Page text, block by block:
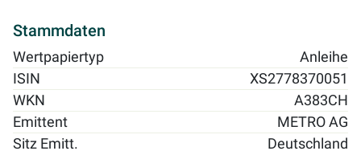
Stammdaten
Wertpapiertyp
Anleihe
ISIN
XS2778370051
WKN
A383CH
Emittent
METRO AG
Sitz Emitt.
Deutschland